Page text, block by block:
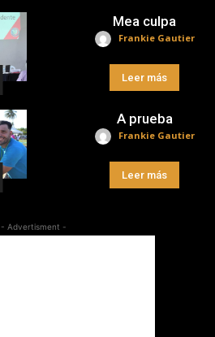
Mea culpa
Frankie Gautier
Leer más
A prueba
Frankie Gautier
Leer más
- Advertisment -